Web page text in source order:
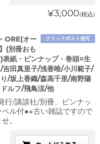
¥3,000(税込)
クリックポスト他可
ORE(オー
(別冊おも
紙・ピンナップ・巻頭=生
吉田真里子/浅香唯/小川範子/
/坂上香織/森高千里/南野陽
ルフ/飛鳥涼/他
行/講談社/別冊、ピンナッ
ル付●※古い雑誌ですので
。